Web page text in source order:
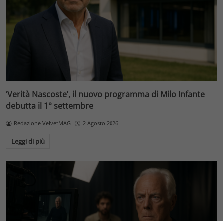
‘Verità Nascoste’, il nuovo programma di Milo Infante
debutta il 1° settembre
Redazione VelvetMAG 2 Agosto 2026
Leggi di più